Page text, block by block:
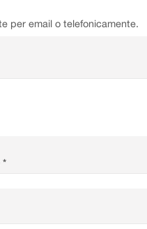
per email o telefonicamente.
*